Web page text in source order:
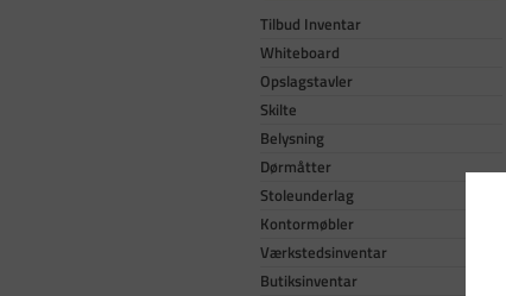
Tilbud Inventar
Whiteboard
Opslagstavler
Skilte
Belysning
Dørmåtter
Stoleunderlag
Kontormøbler
Værkstedsinventar
Butiksinventar